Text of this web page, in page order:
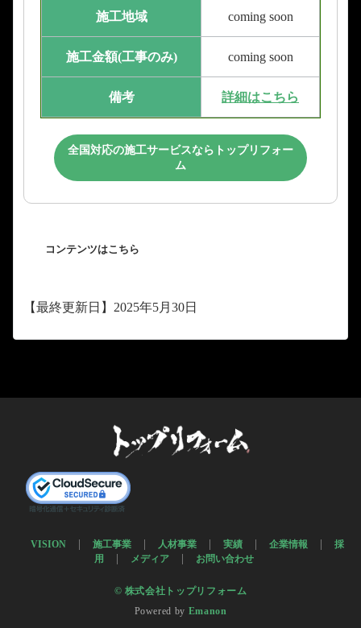
施工地域 coming soon
施工金額(工事のみ) coming soon
備考 詳細はこちら
全国対応の施工サービスならトップリフォー
ム
コンテンツはこちら
【最終更新日】2025年5月30日
VISION 施工事業 人材事業 実績 企業情報
採
用
メディア お問い合わせ
© 株式会社トップリフォーム
Powered by Emanon